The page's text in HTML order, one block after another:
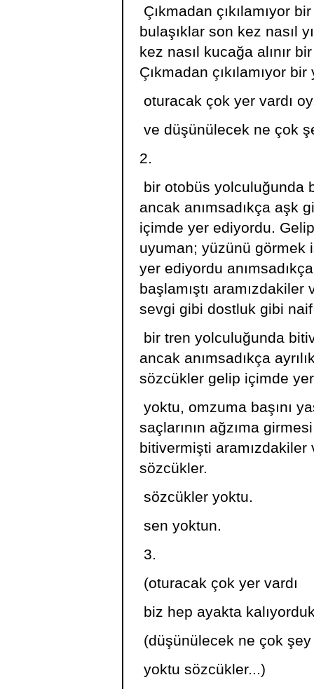
Çıkmadan çıkılamıyor
bulaşıklar son kez nasıl
kez nasıl kucağa alınır
Çıkmadan çıkılamıyor
oturacak çok yer vardı
ve düşünülecek ne çok
2.
bir otobüs yolculuğunda
ancak anımsadıkça aşk
içimde yer ediyordu.
uyuman; yüzünü görmek
yer ediyordu
başlamıştı
sevgi gibi dostluk gibi
bir tren yolculuğunda
ancak anımsadıkça
sözcükler gelip içimde
yoktu, omzuma başını
saçlarının ağzıma
bitivermişti
sözcükler.
sözcükler yoktu.
sen yoktun.
3.
(oturacak çok yer vardı
biz hep ayakta
(düşünülecek ne çok şey
yoktu sözcükler...)